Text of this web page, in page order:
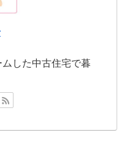
した中古住宅で暮